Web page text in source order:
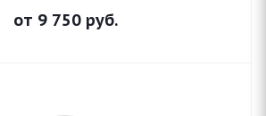
от 9 750руб.